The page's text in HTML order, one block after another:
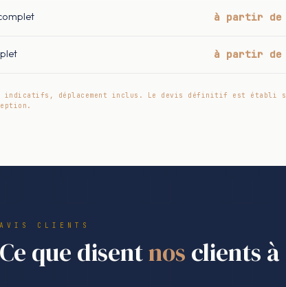
à partir de
à partir de
indicatifs, déplacement inclus. Le devis définitif est
AVIS CLIENTS
Ce que disentnos clients